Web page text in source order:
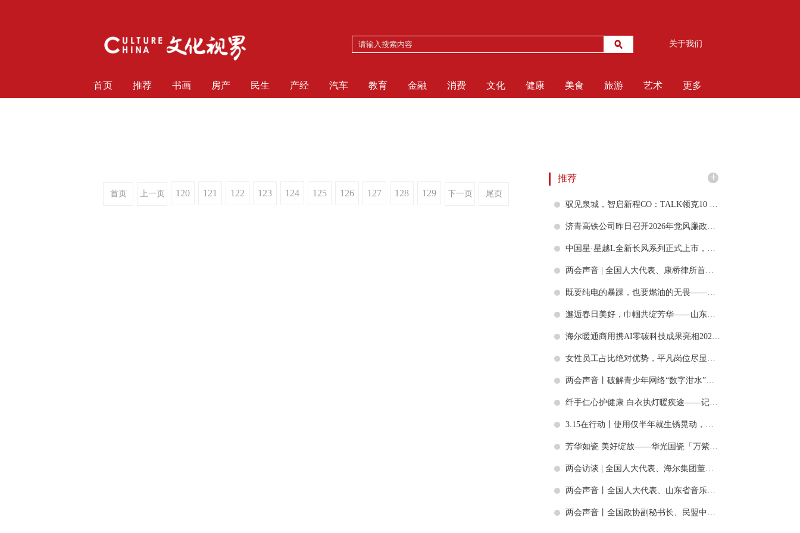
关于我们
首页 推荐 书画 房产 民生 产经 汽车 教育 金融 消费 文化 健康 美食 旅游 艺术 更多
首页 上一页 120 121 122 123 124 125 126 127 128 129 下一页 尾页
推荐 +
驭见泉城，智启新程CO：TALK领克10 EM-P智享会昨日在济南启幕
济青高铁公司昨日召开2026年党风廉政建设和反腐败工作会议
中国星·星越L全新长风系列正式上市，上市限时指导价12.47万元起
两会声音 | 全国人大代表、康桥律所首席合伙人张巧良：优化法治化营商环境，护航低空经济行稳致远
既要纯电的暴躁，也要燃油的无畏——全新莲花For Me跑车今日正式开启小订
邂逅春日美好，巾帼共绽芳华——山东省文化艺术学校开展“三八”妇女节非遗手作主题活动
海尔暖通商用携AI零碳科技成果亮相2026上海“中国家电及消费电子博览会”
女性员工占比绝对优势，平凡岗位尽显巾帼本色——山东高速集团两个团队荣获“全国巾帼文明岗”称号
两会声音丨破解青少年网络“数字泔水”问题，全国人大代表、海尔集团董事局主席周云杰这样建议……
纤手仁心护健康 白衣执灯暖疾途——记泰安市中心医院甲状腺外科护师李晓
3.15在行动丨使用仅半年就生锈晃动，淄博张店红星美凯龙售价万元的芝华仕沙发质量几何？
芳华如瓷 美好绽放——华光国瓷「万紫千红」系列献礼“三八”女神节
两会访谈 | 全国人大代表、海尔集团董事局主席周云杰：中国品牌走出去不是为了卷赢谁，而是为了赢得世界的尊重
两会声音丨全国人大代表、山东省音乐家协会名誉主席刘晓静：促进演艺经济可持续健康发展
两会声音丨全国政协副秘书长、民盟中央副主席吴为山：以“五个出”助力文化繁荣